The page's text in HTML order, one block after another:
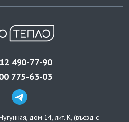
490-77-90
775-63-03
Чугунная, дом 14, лит. К, (въезд с